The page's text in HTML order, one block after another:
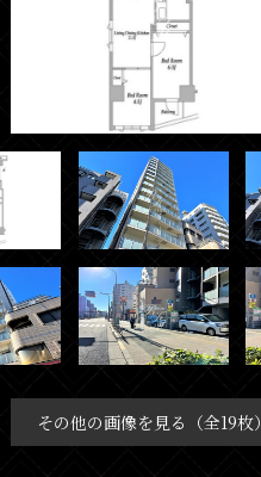
その他の画像を見る（全19枚）